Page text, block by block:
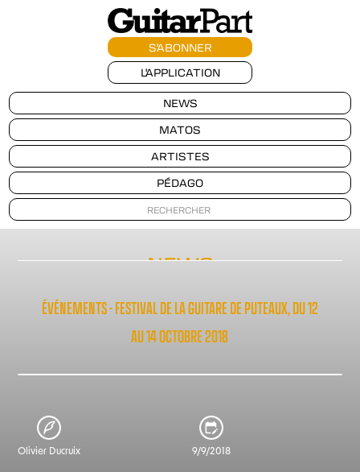
S'ABONNER
L'APPLICATION
NEWS
MATOS
ARTISTES
PÉDAGO
NEWS
ÉVÉNEMENTS - FESTIVAL DE LA GUITARE DE PUTEAUX, DU 12
AU 14 OCTOBRE 2018
Olivier Ducruix 9/9/2018